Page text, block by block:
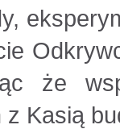
że
Kasią